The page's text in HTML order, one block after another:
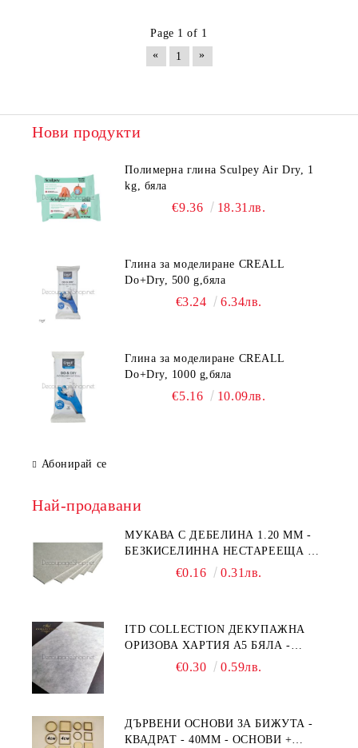
Page 1 of 1
«
1 »
Нови продукти
Полимерна глина Sculpey Air Dry, 1
kg, бяла
€9.36 18.31лв.
Глина за моделиране CREALL
Do+Dry, 500 g,бяла
€3.24 6.34лв.
Глина за моделиране CREALL
Do+Dry, 1000 g,бяла
€5.16 10.09лв.
Абонирай се
Най-продавани
МУКАВА С ДЕБЕЛИНА 1.20 MM -
БЕЗКИСЕЛИННА НЕСТАРЕЕЩА А5
- 210 Х 150ММ
€0.16 0.31лв.
ITD COLLECTION ДЕКУПАЖНА
ОРИЗОВА ХАРТИЯ А5 БЯЛА -
€0.30 0.59лв.
ДЪРВЕНИ ОСНОВИ ЗА БИЖУТА -
КВАДРАТ - 40ММ - ОСНОВИ +